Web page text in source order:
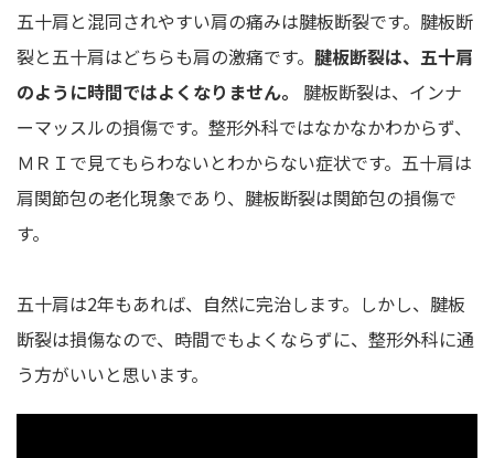
五十肩と混同されやすい肩の痛みは腱板断裂です。腱板断
裂と五十肩はどちらも肩の激痛です。 腱板断裂は、五十肩
のように時間ではよくなりません。
腱板断裂は、インナ
ーマッスルの損傷です。整形外科ではなかなかわからず、
ＭＲＩで見てもらわないとわからない症状です。五十肩は
肩関節包の老化現象であり、腱板断裂は関節包の損傷で
す。
五十肩は2年もあれば、自然に完治します。しかし、腱板
断裂は損傷なので、時間でもよくならずに、整形外科に通
う方がいいと思います。